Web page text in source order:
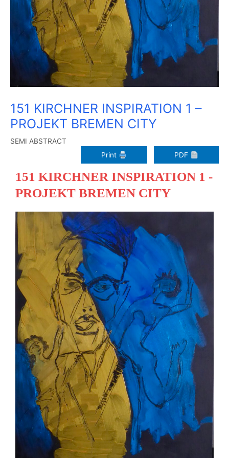
151 KIRCHNER INSPIRATION 1 –
PROJEKT BREMEN CITY
SEMI ABSTRACT
Print
PDF
151 KIRCHNER INSPIRATION 1 -
PROJEKT BREMEN CITY